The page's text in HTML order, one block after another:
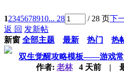
12345678910... 28 / 28 页下
返 回 发新帖
新窗 全部主题 最新 热门 热
双生觉醒攻略模板——游戏
作者: 老林 4 天前 |